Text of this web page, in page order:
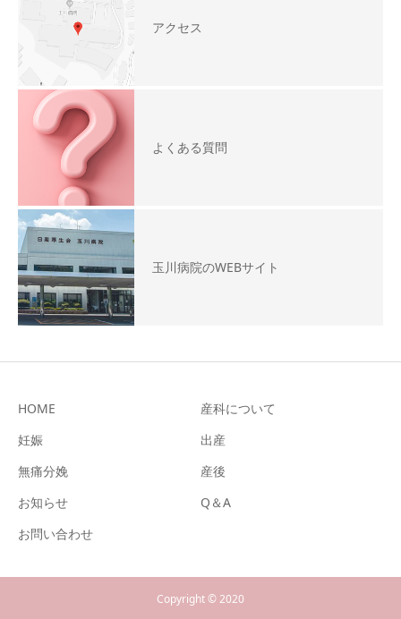
アクセス
よくある質問
玉川病院のWEBサイト
HOME
産科について
妊娠
出産
無痛分娩
産後
お知らせ
Q＆A
お問い合わせ
Copyright © 2020